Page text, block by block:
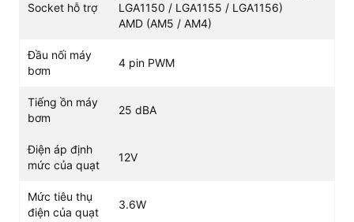
Socket hỗ trợ
LGA1150 / LGA1155 / LGA1156)
AMD (AM5 / AM4)
Đầu nối máy
bơm
4 pin PWM
Tiếng ồn máy
bơm
25 dBA
Điện áp định
mức của quạt
12V
Mức tiêu thụ
điện của quạt
3.6W